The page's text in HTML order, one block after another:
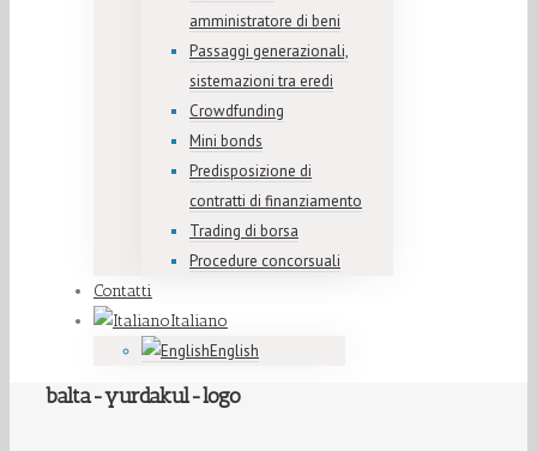
amministratore di beni
Passaggi generazionali,
sistemazioni tra eredi
Crowdfunding
Mini bonds
Predisposizione di
contratti di finanziamento
Trading di borsa
Procedure concorsuali
Contatti
Italiano
English
balta-yurdakul-logo